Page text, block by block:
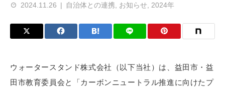
2024.11.26 自治体との連携 お知らせ 2024年
ウォータースタンド株式会社（以下当社）は、益田市・益
田市教育委員会と「カーボンニュートラル推進に向けたプ